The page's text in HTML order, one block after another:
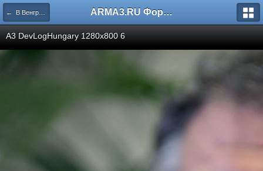
← В Венгрию за звуком ARMA3.RU Форум
A3 DevLogHungary 1280x800 6